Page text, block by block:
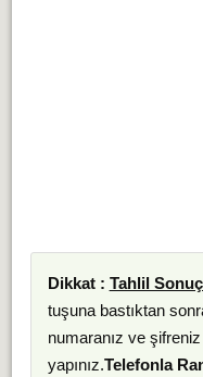
Dikkat : Tahlil
tuşuna bastıktan
numaranız ve
yapınız.Telefonla